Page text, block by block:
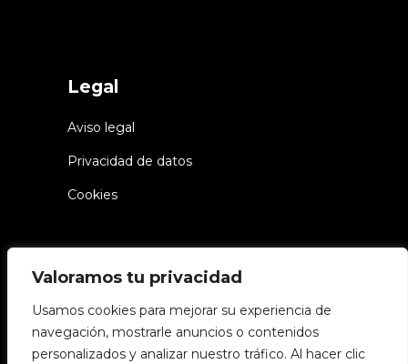
Valoramos tu privacidad
Usamos cookies para mejorar su experiencia de
navegación, mostrarle anuncios o contenidos
personalizados y analizar nuestro tráfico. Al hacer clic
Legal
Aviso legal
Privacidad de datos
Cookies
© Chiwake – Todos los derechos